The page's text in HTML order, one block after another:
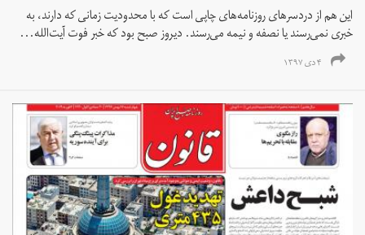
این هم از دردسرهای روزنامه‌های چاپی است که با محدودیت زمانی که دارند، به
خبری نمی‌رسند یا نصفه و نیمه می‌رسند. دیروز صبح بود که خبر فوت آیت‌الله...
۴ دی ۱۳۹۷